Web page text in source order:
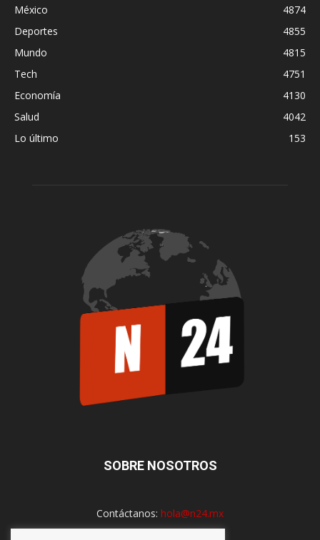
México
4874
Deportes
4855
Mundo
4815
Tech
4751
Economía
4130
Salud
4042
Lo último
153
SOBRE NOSOTROS
Contáctanos: hola@n24.mx